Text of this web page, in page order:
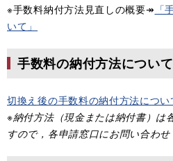
※手数料納付方法見直しの概要↠ 「
いて」
手数料の納付方法について
切換え後の手数料の納付方法につい
※納付方法（現金または納付書）は
すので，各申請窓口にお問い合わせ